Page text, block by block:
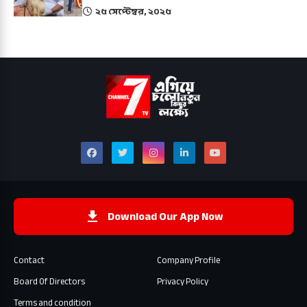
২৫ সেপ্টেম্বর, ২০২৫
Download Our App Now
Contact
Company Profile
Board Of Directors
Privacy Policy
Terms and condition